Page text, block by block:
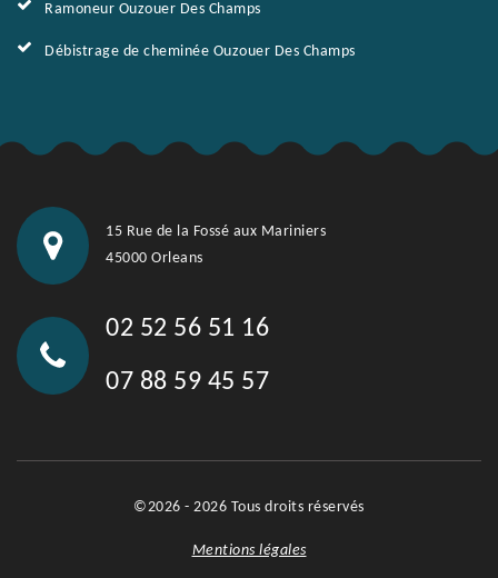
Ramoneur Ouzouer Des Champs
Débistrage de cheminée Ouzouer Des Champs
15 Rue de la Fossé aux Mariniers
45000 Orleans
02 52 56 51 16
07 88 59 45 57
©2026 - 2026 Tous droits réservés
Mentions légales